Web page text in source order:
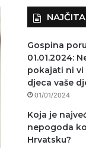
Gospina
01.01.2024:
pokajati ni vi
djeca vaše
01/01/2024
Koja je
nepogoda
Hrvatsku?